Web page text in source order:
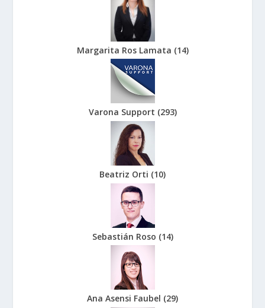
Margarita Ros Lamata (14)
Varona Support (293)
Beatriz Orti (10)
Sebastián Roso (14)
Ana Asensi Faubel (29)